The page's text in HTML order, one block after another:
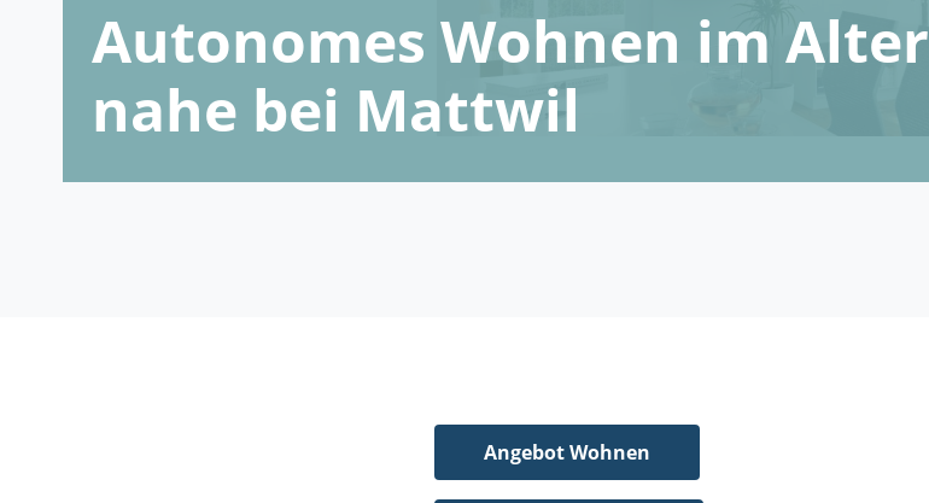
Autonomes Wohnen im Alter
nahe bei Mattwil
Angebot Wohnen